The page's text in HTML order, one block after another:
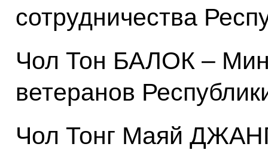
сотрудничества
Чол Тон БАЛОК –
ветеранов
Чол Тонг Маяй